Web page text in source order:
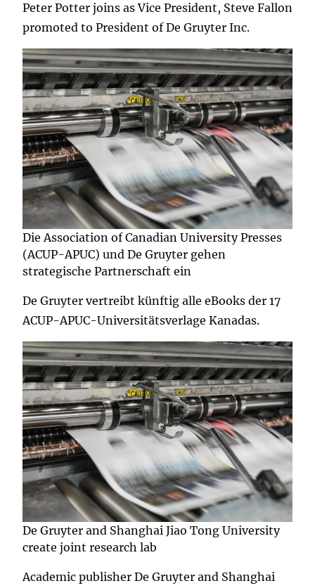
Peter Potter joins as Vice President, Steve Fallon
promoted to President of De Gruyter Inc.
Die Association of Canadian University Presses
(ACUP-APUC) und De Gruyter gehen
strategische Partnerschaft ein
De Gruyter vertreibt künftig alle eBooks der 17
ACUP-APUC-Universitätsverlage Kanadas.
De Gruyter and Shanghai Jiao Tong University
create joint research lab
Academic publisher De Gruyter and Shanghai